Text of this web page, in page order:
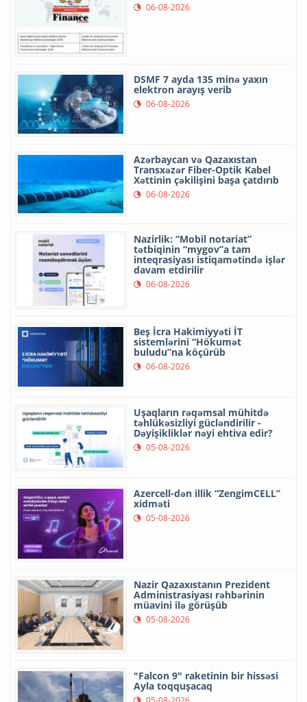
06-08-2026
DSMF 7 ayda 135 minə yaxın
elektron arayış verib
06-08-2026
Azərbaycan və Qazaxıstan
Transxəzər Fiber-Optik Kabel
Xəttinin çəkilişini başa çatdırıb
06-08-2026
Nazirlik: “Mobil notariat”
tətbiqinin “mygov”a tam
inteqrasiyası istiqamətində işlər
davam etdirilir
06-08-2026
Beş İcra Hakimiyyəti İT
sistemlərini “Hökumət
buludu”na köçürüb
06-08-2026
Uşaqların rəqəmsal mühitdə
təhlükəsizliyi gücləndirilir -
Dəyişikliklər nəyi ehtiva edir?
05-08-2026
Azercell-dən illik “ZengimCELL”
xidməti
05-08-2026
Nazir Qazaxıstanın Prezident
Administrasiyası rəhbərinin
müavini ilə görüşüb
05-08-2026
"Falcon 9" raketinin bir hissəsi
Ayla toqquşacaq